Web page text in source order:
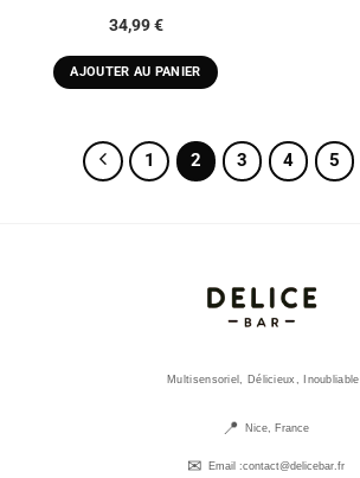
34,99€
AJOUTER AU PANIER
1 2 3 4 5
Multisensoriel, Délicieux, Inoubliable.
Nice, France
Email :contact@delicebar.fr